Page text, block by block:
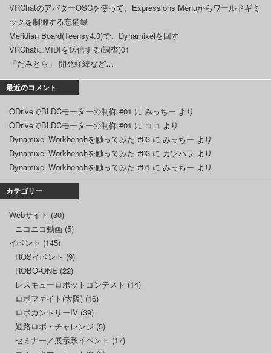
VRChatのアバターOSCを使って、Expressions Menuからワールドギミ
ックを制御する忘備録
Meridian Board(Teensy4.0)で、Dynamixelを回す
VRChatにMIDIを送信する(調査)01
「だみとら」 開発経緯など…
最近のコメント
ODriveでBLDCモーターの制御 #01 に みっちー より
ODriveでBLDCモーターの制御 #01 に ココ より
Dynamixel Workbenchを触ってみた #03 に みっちー より
Dynamixel Workbenchを触ってみた #03 に カツハラ より
Dynamixel Workbenchを触ってみた #01 に みっちー より
カテゴリー
Webサイト (30)
ニコニコ動画 (5)
イベント (145)
ROSイベント (9)
ROBO-ONE (22)
レスキューロボットコンテスト (14)
ロボファイト(大阪) (16)
ロボカントリーIV (39)
姫路ロボ・チャレンジ (5)
セミナー／展示系イベント (17)